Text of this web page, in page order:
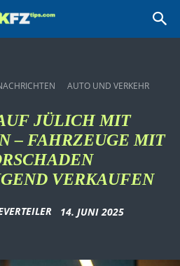
AUTO UND VERKEHR
JÜLICH MIT
– FAHRZEUGE MIT
VERKAUFEN
14. JUNI 2025